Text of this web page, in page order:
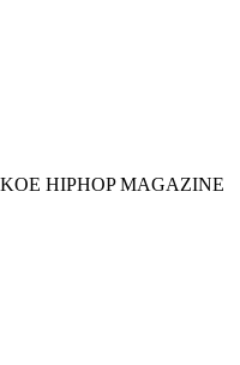
HIPHOP MAGAZINE